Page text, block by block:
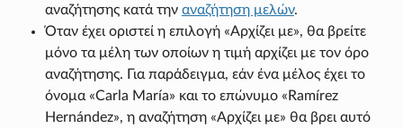
αναζήτησης κατά την αναζήτηση μελών.
Όταν έχει οριστεί η επιλογή «Αρχίζει με», θα βρείτε
μόνο τα μέλη των οποίων η τιμή αρχίζει με τον όρο
αναζήτησης. Για παράδειγμα, εάν ένα μέλος έχει το
όνομα «Carla María» και το επώνυμο «Ramírez
Hernández», η αναζήτηση «Αρχίζει με» θα βρει αυτό